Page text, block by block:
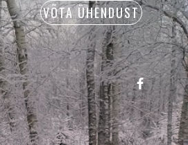
VÕTA ÜHENDUST